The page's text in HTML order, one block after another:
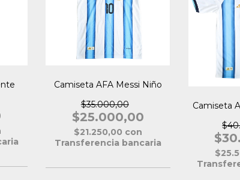
Camiseta AFA Messi Niño
$35.000,00
$25.000,00
$21.250,00 con
Transferencia bancaria
Camiseta